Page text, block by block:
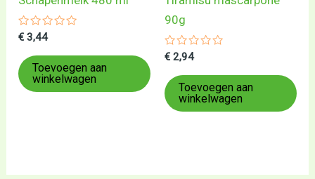
Gewaardeerd
uit
5
€ 3,44
Toevoegen aan
winkelwagen
90g
Gewaardeerd
uit
5
€ 2,94
Toevoegen aan
winkelwagen